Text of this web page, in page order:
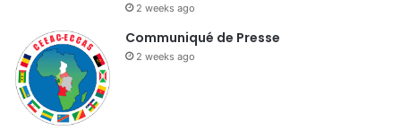
2 weeks ago
Communiqué de Presse
2 weeks ago